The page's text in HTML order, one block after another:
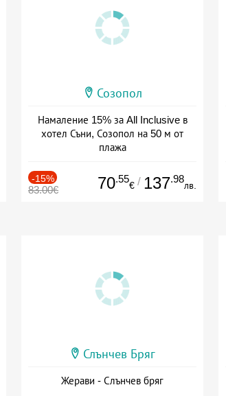
Созопол
Намаление 15% за All Inclusive в
хотел Съни, Созопол на 50 м от
плажа
-15%
83.00€ 70.55
€ / 137.98
лв.
Слънчев Бряг
Жерави - Слънчев бряг